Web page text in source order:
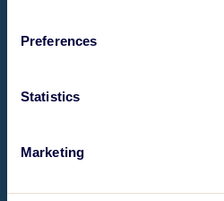
Preferences
Statistics
Marketing